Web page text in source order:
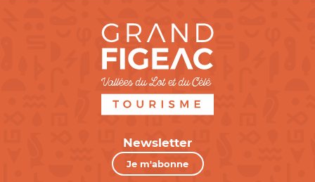
Newsletter
Je m'abonne